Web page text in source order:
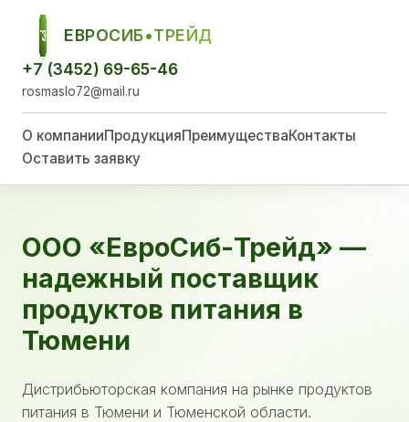
ЕСТ
ЕВРОСИБ•ТРЕЙД
+7 (3452) 69-65-46
rosmaslo72@mail.ru
О компанииПродукцияПреимуществаКонтакты
Оставить заявку
ООО «ЕвроСиб-Трейд» —
надежный поставщик
продуктов питания в
Тюмени
Дистрибьюторская компания на рынке продуктов
питания в Тюмени и Тюменской области.